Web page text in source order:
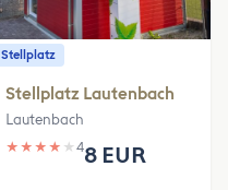
Stellplatz
Stellplatz Lautenbach
Lautenbach
★ ★ ★ ★ ★ 48 EUR